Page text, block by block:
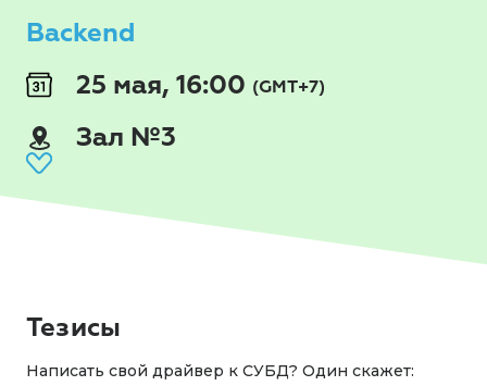
Backend
25 мая, 16:00 (GMT+7)
Зал №3
Тезисы
Написать свой драйвер к СУБД? Один скажет: